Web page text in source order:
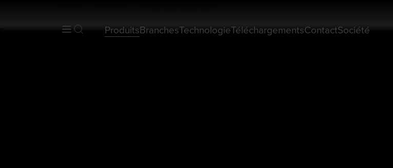
ProduitsBranchesTechnologieTéléchargementsContactSociété